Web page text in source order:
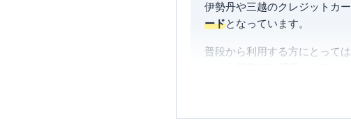
伊勢丹や三越のクレジットカ
ードとなっています。
普段から利用する方にとって
こ
あまり百貨店を利用しない人